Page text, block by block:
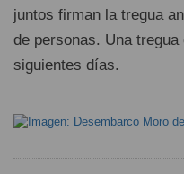
juntos firman la tregua
de personas. Una
siguientes días.